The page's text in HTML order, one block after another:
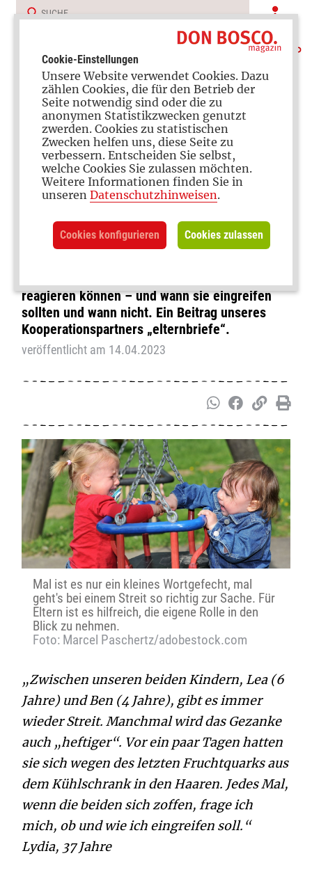
Konflikte lösen
Was tun, wenn Kinder
streiten?
reagieren können – und wann sie eingreifen
sollten und wann nicht. Ein Beitrag unseres
Kooperationspartners „elternbriefe“.
veröffentlicht am 14.04.2023
Mal ist es nur ein kleines Wortgefecht, mal
geht's bei einem Streit so richtig zur Sache. Für
Eltern ist es hilfreich, die eigene Rolle in den
Blick zu nehmen.
Foto: Marcel Paschertz/adobestock.com
„Zwischen unseren beiden Kindern, Lea (6
Jahre) und Ben (4 Jahre), gibt es immer
wieder Streit. Manchmal wird das Gezanke
auch „heftiger“. Vor ein paar Tagen hatten
sie sich wegen des letzten Fruchtquarks aus
dem Kühlschrank in den Haaren. Jedes Mal,
wenn die beiden sich zoffen, frage ich
mich, ob und wie ich eingreifen soll.“
Lydia, 37 Jahre
Cookie-Einstellungen
Unsere Website verwendet Cookies. Dazu
zählen Cookies, die für den Betrieb der
Seite notwendig sind oder die zu
anonymen Statistikzwecken genutzt
zwerden. Cookies zu statistischen
Zwecken helfen uns, diese Seite zu
verbessern. Entscheiden Sie selbst,
welche Cookies Sie zulassen möchten.
Weitere Informationen finden Sie in
unseren Datenschutzhinweisen.
Cookies konfigurieren Cookies zulassen